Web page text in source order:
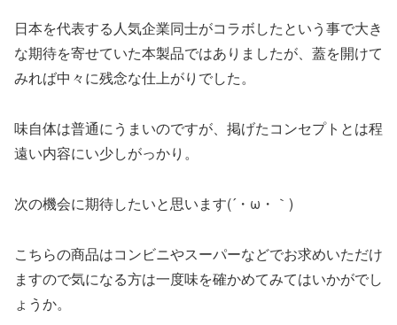
日本を代表する人気企業同士がコラボしたという事で大き
な期待を寄せていた本製品ではありましたが、蓋を開けて
みれば中々に残念な仕上がりでした。
味自体は普通にうまいのですが、掲げたコンセプトとは程
遠い内容にい少しがっかり。
次の機会に期待したいと思います(´・ω・｀)
こちらの商品はコンビニやスーパーなどでお求めいただけ
ますので気になる方は一度味を確かめてみてはいかがでし
ょうか。